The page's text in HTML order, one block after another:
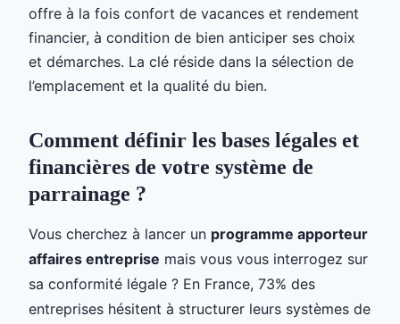
offre à la fois confort de vacances et rendement
financier, à condition de bien anticiper ses choix
et démarches. La clé réside dans la sélection de
l’emplacement et la qualité du bien.
Comment définir les bases légales et
financières de votre système de
parrainage ?
Vous cherchez à lancer un programme apporteur
affaires entreprise mais vous vous interrogez sur
sa conformité légale ? En France, 73% des
entreprises hésitent à structurer leurs systèmes de